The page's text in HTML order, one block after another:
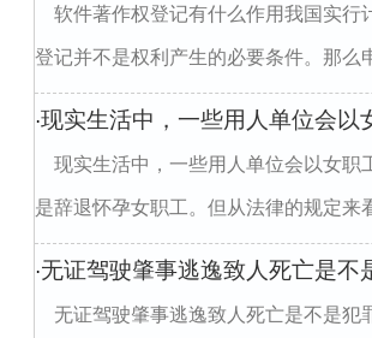
软件著作权登记有什么作用我国实行
登记并不是权利产生的必要条件。那么
·现实生活中，一些用人单位会以
现实生活中，一些用人单位会以女职
是辞退怀孕女职工。但从法律的规定来
·无证驾驶肇事逃逸致人死亡是不
无证驾驶肇事逃逸致人死亡是不是犯